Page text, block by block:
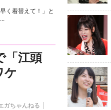
く着替えて！」と
「江頭
ケ
ガちゃんねる